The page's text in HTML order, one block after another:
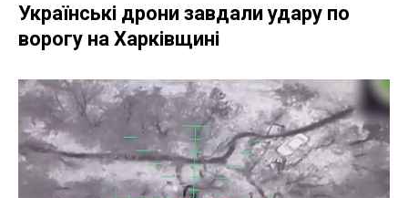
Українські дрони завдали удару по
ворогу на Харківщині